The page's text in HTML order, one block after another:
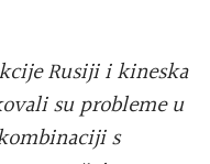
Rusiji i kineska
su probleme u
s